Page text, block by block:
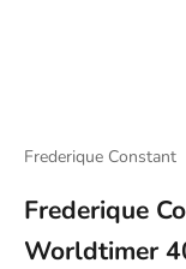
Frederique Constant
Frederique
Worldtimer